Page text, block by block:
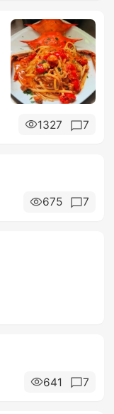
1327 7
675 7
641 7